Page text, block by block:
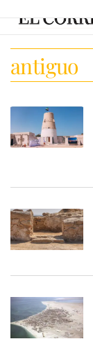
antiguo